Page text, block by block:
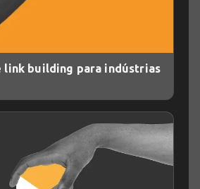
link building para indústrias